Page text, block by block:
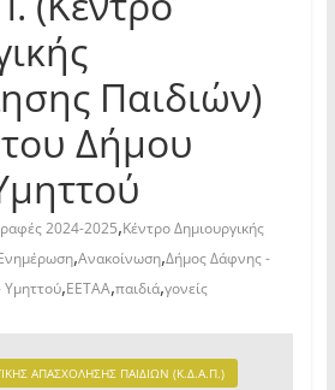
Παιδιών)
Δήμου
2024-2025,Κέντρο Δημιουργικής
,Ανακοίνωση,Δήμος Δάφνης -
,ΕΕΤΑΑ,παιδιά,γονείς
ΑΠΑΣΧΟΛΗΣΗΣ ΠΑΙΔΙΩΝ (Κ.Δ.Α.Π.)